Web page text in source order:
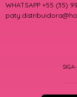
WHATSAPP +55 (35)